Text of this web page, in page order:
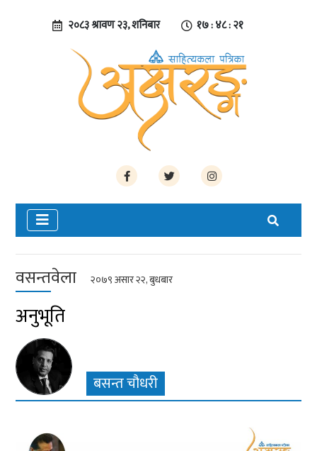
२०८३ श्रावण २३, शनिबार १७ : ४८ : २१
वसन्तवेला २०७९ असार २२, बुधबार
अनुभूति
बसन्त चौधरी